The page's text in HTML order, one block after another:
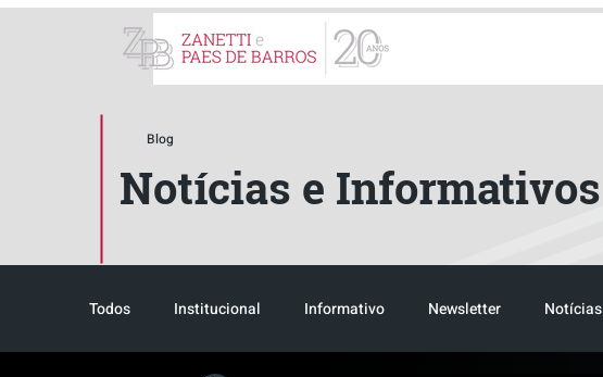
Blog
Notícias e Informativos
Todos Institucional Informativo Newsletter Notícias